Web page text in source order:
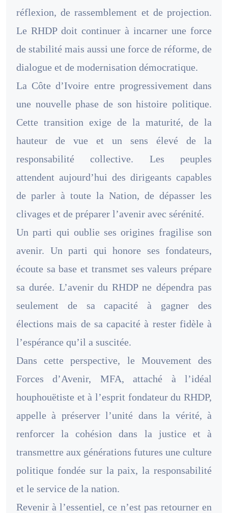
réflexion, de rassemblement et de projection.
Le RHDP doit continuer à incarner une force
de stabilité mais aussi une force de réforme, de
dialogue et de modernisation démocratique.
La Côte d’Ivoire entre progressivement dans
une nouvelle phase de son histoire politique.
Cette transition exige de la maturité, de la
hauteur de vue et un sens élevé de la
responsabilité collective. Les peuples
attendent aujourd’hui des dirigeants capables
de parler à toute la Nation, de dépasser les
clivages et de préparer l’avenir avec sérénité.
Un parti qui oublie ses origines fragilise son
avenir. Un parti qui honore ses fondateurs,
écoute sa base et transmet ses valeurs prépare
sa durée. L’avenir du RHDP ne dépendra pas
seulement de sa capacité à gagner des
élections mais de sa capacité à rester fidèle à
l’espérance qu’il a suscitée.
Dans cette perspective, le Mouvement des
Forces d’Avenir, MFA, attaché à l’idéal
houphouëtiste et à l’esprit fondateur du RHDP,
appelle à préserver l’unité dans la vérité, à
renforcer la cohésion dans la justice et à
transmettre aux générations futures une culture
politique fondée sur la paix, la responsabilité
et le service de la nation.
Revenir à l’essentiel, ce n’est pas retourner en